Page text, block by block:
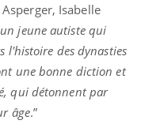
Isabelle
jeune autiste qui
l'histoire des dynasties
une bonne diction et
qui détonnent par
âge.”